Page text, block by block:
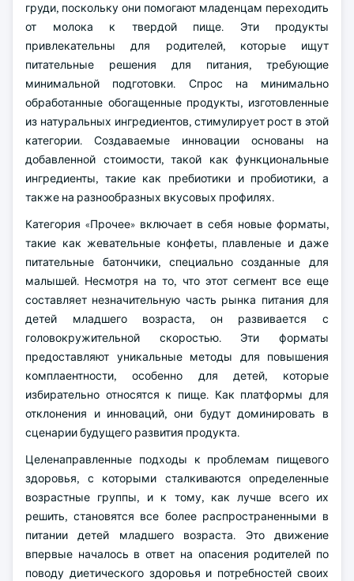
груди, поскольку они помогают младенцам переходить
от молока к твердой пище. Эти продукты
привлекательны для родителей, которые ищут
питательные решения для питания, требующие
минимальной подготовки. Спрос на минимально
обработанные обогащенные продукты, изготовленные
из натуральных ингредиентов, стимулирует рост в этой
категории. Создаваемые инновации основаны на
добавленной стоимости, такой как функциональные
ингредиенты, такие как пребиотики и пробиотики, а
также на разнообразных вкусовых профилях.
Категория «Прочее» включает в себя новые форматы,
такие как жевательные конфеты, плавленые и даже
питательные батончики, специально созданные для
малышей. Несмотря на то, что этот сегмент все еще
составляет незначительную часть рынка питания для
детей младшего возраста, он развивается с
головокружительной скоростью. Эти форматы
предоставляют уникальные методы для повышения
комплаентности, особенно для детей, которые
избирательно относятся к пище. Как платформы для
отклонения и инноваций, они будут доминировать в
сценарии будущего развития продукта.
Целенаправленные подходы к проблемам пищевого
здоровья, с которыми сталкиваются определенные
возрастные группы, и к тому, как лучше всего их
решить, становятся все более распространенными в
питании детей младшего возраста. Это движение
впервые началось в ответ на опасения родителей по
поводу диетического здоровья и потребностей своих